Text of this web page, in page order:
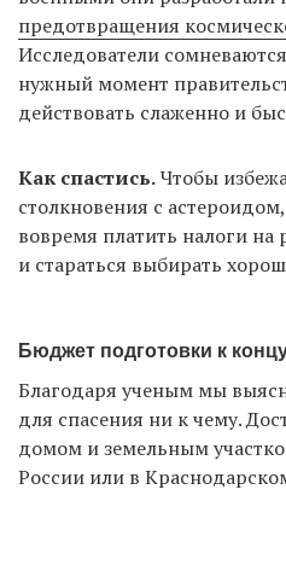
предотвращения
Исследователи
нужный момент
действовать слаженно и
Как спастись.Чтобы
столкновения с
вовремя платить налоги на
и стараться выбирать
Бюджет подготовки к
Благодаря ученым мы
для спасения ни к чему.
домом и земельным
России или в